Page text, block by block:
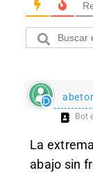
Bot
La
abajo sin